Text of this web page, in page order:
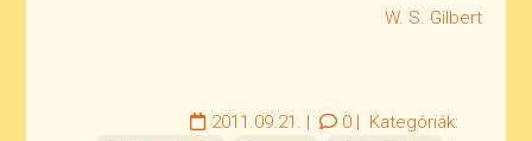
W. S. Gilbert
2011.09.21. | 0| Kategóriák: